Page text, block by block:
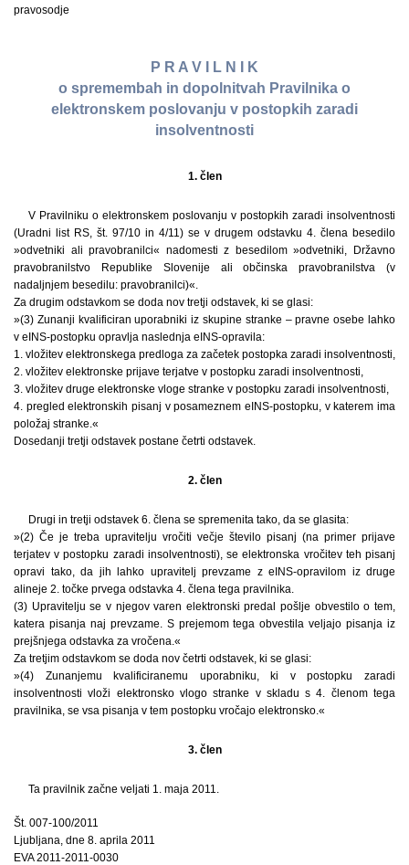
pravosodje
P R A V I L N I K
o spremembah in dopolnitvah Pravilnika o
elektronskem poslovanju v postopkih zaradi
insolventnosti
1. člen
V Pravilniku o elektronskem poslovanju v postopkih zaradi insolventnosti
(Uradni list RS, št. 97/10 in 4/11) se v drugem odstavku 4. člena besedilo
»odvetniki ali pravobranilci« nadomesti z besedilom »odvetniki, Državno
pravobranilstvo Republike Slovenije ali občinska pravobranilstva (v
nadaljnjem besedilu: pravobranilci)«.
Za drugim odstavkom se doda nov tretji odstavek, ki se glasi:
»(3) Zunanji kvalificiran uporabniki iz skupine stranke – pravne osebe lahko
v eINS-postopku opravlja naslednja eINS-opravila:
1. vložitev elektronskega predloga za začetek postopka zaradi insolventnosti,
2. vložitev elektronske prijave terjatve v postopku zaradi insolventnosti,
3. vložitev druge elektronske vloge stranke v postopku zaradi insolventnosti,
4. pregled elektronskih pisanj v posameznem eINS-postopku, v katerem ima
položaj stranke.«
Dosedanji tretji odstavek postane četrti odstavek.
2. člen
Drugi in tretji odstavek 6. člena se spremenita tako, da se glasita:
»(2) Če je treba upravitelju vročiti večje število pisanj (na primer prijave
terjatev v postopku zaradi insolventnosti), se elektronska vročitev teh pisanj
opravi tako, da jih lahko upravitelj prevzame z eINS-opravilom iz druge
alineje 2. točke prvega odstavka 4. člena tega pravilnika.
(3) Upravitelju se v njegov varen elektronski predal pošlje obvestilo o tem,
katera pisanja naj prevzame. S prejemom tega obvestila veljajo pisanja iz
prejšnjega odstavka za vročena.«
Za tretjim odstavkom se doda nov četrti odstavek, ki se glasi:
»(4) Zunanjemu kvalificiranemu uporabniku, ki v postopku zaradi
insolventnosti vloži elektronsko vlogo stranke v skladu s 4. členom tega
pravilnika, se vsa pisanja v tem postopku vročajo elektronsko.«
3. člen
Ta pravilnik začne veljati 1. maja 2011.
Št. 007-100/2011
Ljubljana, dne 8. aprila 2011
EVA 2011-2011-0030